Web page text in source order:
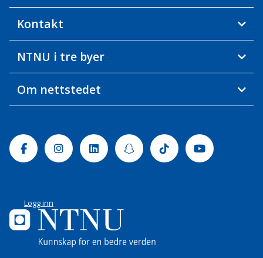
Kontakt
NTNU i tre byer
Om nettstedet
FacebookInstagramLinkedinSnapchatTiktok Youtube
Logg inn